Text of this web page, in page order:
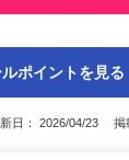
ポイントを見る
日： 2026/04/23 掲